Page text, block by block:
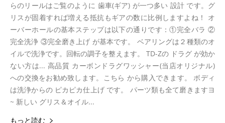
らのリールはご覧のように 歯車(ギア) が一つ多い 設計 です。グ
リスが固着すれば増える抵抗もギアの数に比例しますよね！ オ
ーバーホールの基本ステップは以下の通りです：①完全バラ ②
完全洗浄 ③完全磨き上げ が基本です。 ベアリングは２種類のオ
イルで洗浄です。回転の調子を整えます。 TD-Zの ドラグ が効か
ない方は... 高品質 カーボンドラグワッシャー(当店オリジナル)
への交換をお勧め致します。こちら から購入できます。 ボディ
は洗浄からの ピカピカ仕上げ です。 パーツ類も全て磨きますヨ
~ 新しい グリス＆オイル...
もっと読む